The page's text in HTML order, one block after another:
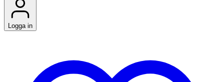
Logga in